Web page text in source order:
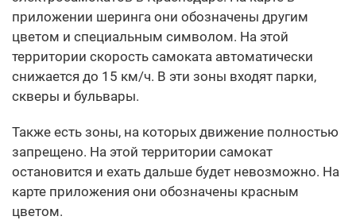
приложении шеринга они обозначены другим
цветом и специальным символом. На этой
территории скорость самоката автоматически
снижается до 15 км/ч. В эти зоны входят парки,
скверы и бульвары.
Также есть зоны, на которых движение полностью
запрещено. На этой территории самокат
остановится и ехать дальше будет невозможно. На
карте приложения они обозначены красным
цветом.